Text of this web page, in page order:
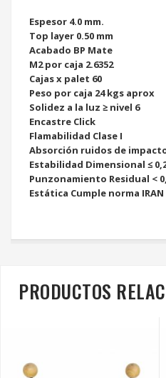
Espesor 4.0 mm.
Top layer 0.50 mm
Acabado BP Mate
M2 por caja 2.6352
Cajas x palet 60
Peso por caja 24 kgs aprox
Solidez a la luz ≥ nivel 6
Encastre Click
Flamabilidad Clase I
Absorción ruidos de
Estabilidad Dimensional ≤
Punzonamiento Residual <
Estática Cumple norma IRAN
PRODUCTOS